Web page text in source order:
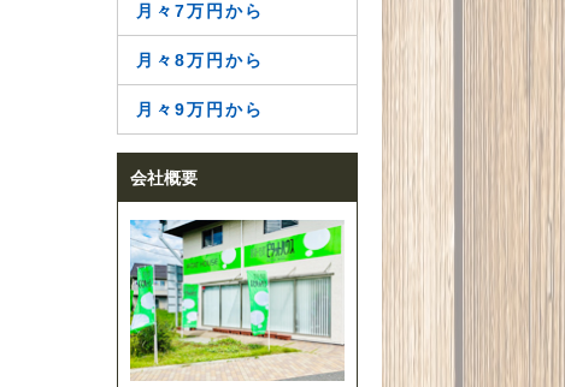
月々7万円から
月々8万円から
月々9万円から
会社概要